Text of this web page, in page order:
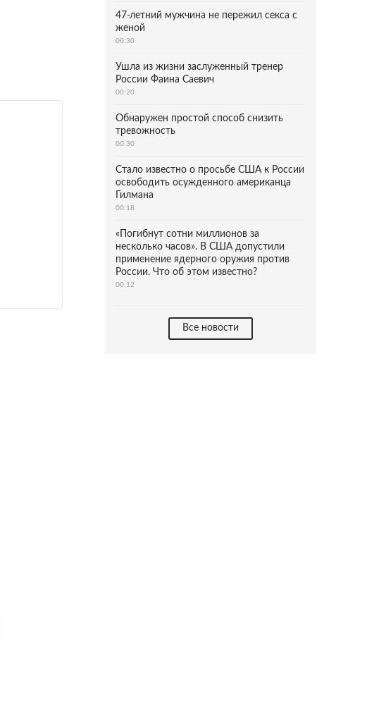
47-летний мужчина не пережил секса с
женой
00:30
Ушла из жизни заслуженный тренер
России Фаина Саевич
00:20
Обнаружен простой способ снизить
тревожность
00:30
Стало известно о просьбе США к России
освободить осужденного американца
Гилмана
00:18
«Погибнут сотни миллионов за
несколько часов». В США допустили
применение ядерного оружия против
России. Что об этом известно?
00:12
Все новости